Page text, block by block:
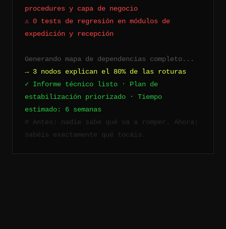
procedures y capa de negocio
⚠ 0 tests de regresión en módulos de
expedición y recepción
Generando mapa de dependencias completo...
→ 3 nodos explican el 80% de las roturas
✓ Informe técnico listo · Plan de
estabilización priorizado · Tiempo
estimado: 6 semanas
# Antes: nadie sabe qué va a romper. Ahora:
sabéis exactamente qué tocáis.